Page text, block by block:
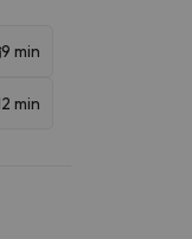
9 min
min